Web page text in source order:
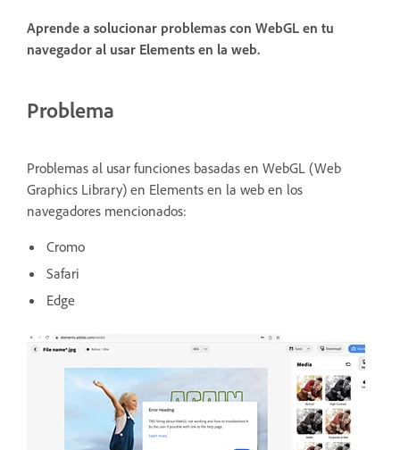
Aprende a solucionar problemas con WebGL en tu
navegador al usar Elements en la web.
Problema
Problemas al usar funciones basadas en WebGL (Web
Graphics Library) en Elements en la web en los
navegadores mencionados:
Cromo
Safari
Edge